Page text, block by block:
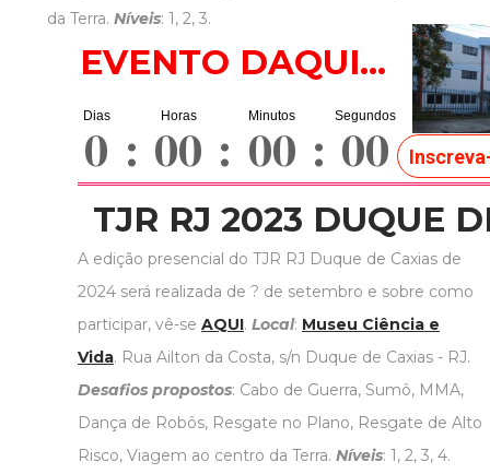
da Terra. Níveis: 1, 2, 3.
EVENTO DAQUI...
0 : 00 : 00 : 00
TJR RJ 2023 DUQUE
A edição presencial do TJR RJ Duque de Caxias de
2024 será realizada de ? de setembro e sobre como
participar, vê-se AQUI. Local: Museu Ciência e
Vida. Rua Ailton da Costa, s/n Duque de Caxias - RJ.
Desafios propostos: Cabo de Guerra, Sumô, MMA,
Dança de Robôs, Resgate no Plano, Resgate de Alto
Risco, Viagem ao centro da Terra. Níveis: 1, 2, 3, 4.